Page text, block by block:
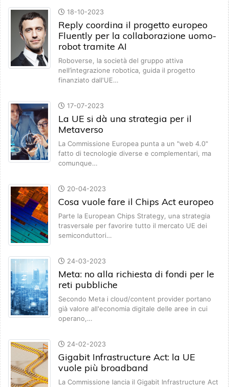
18-10-2023
Reply coordina il progetto europeo
Fluently per la collaborazione uomo-
robot tramite AI
Roboverse, la società del gruppo attiva
nell’integrazione robotica, guida il progetto
finanziato dall'UE…
17-07-2023
La UE si dà una strategia per il
Metaverso
La Commissione Europea punta a un "web 4.0"
fatto di tecnologie diverse e complementari, ma
comunque…
20-04-2023
Cosa vuole fare il Chips Act europeo
Parte la European Chips Strategy, una strategia
trasversale per favorire tutto il mercato UE dei
semiconduttori…
24-03-2023
Meta: no alla richiesta di fondi per le
reti pubbliche
Secondo Meta i cloud/content provider portano
già valore all'economia digitale delle aree in cui
operano,…
24-02-2023
Gigabit Infrastructure Act: la UE
vuole più broadband
La Commissione lancia il Gigabit Infrastructure Act